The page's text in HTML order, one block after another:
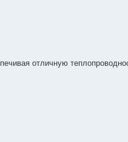
отличную